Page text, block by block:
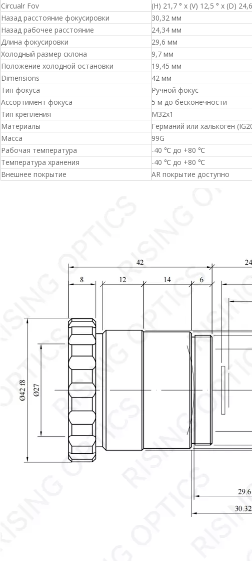
Circualr Fov
(H) 21,7 ° x (V) 12,5 ° x (D)
Назад расстояние фокусировки
30,32 мм
Назад рабочее расстояние
24,34 мм
Длина фокусировки
29,6 мм
Холодный размер склона
9,7 мм
Положение холодной остановки
19,45 мм
Dimensions
42 мм
Тип фокуса
Ручной фокус
Ассортимент фокуса
5 м до бесконечности
Тип крепления
M32x1
Материалы
Германий или халькоген
Масса
99G
Рабочая температура
-40 ℃ до +80 ℃
Температура хранения
-40 ℃ до +80 ℃
Внешнее покрытие
AR покрытие доступно